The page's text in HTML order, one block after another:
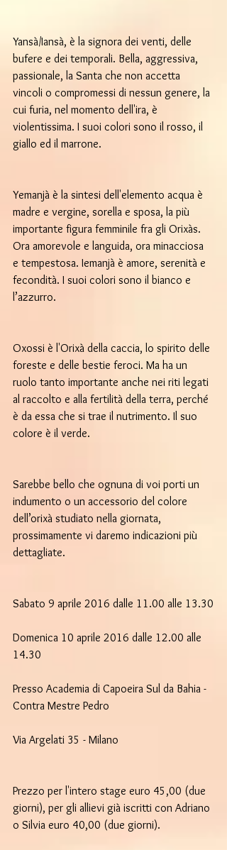
Yansà/Iansà, è la signora dei venti, delle
bufere e dei temporali. Bella, aggressiva,
passionale, la Santa che non accetta
vincoli o compromessi di nessun genere, la
cui furia, nel momento dell'ira, è
violentissima. I suoi colori sono il rosso, il
giallo ed il marrone.
Yemanjà è la sintesi dell'elemento acqua è
madre e vergine, sorella e sposa, la più
importante figura femminile fra gli Orixàs.
Ora amorevole e languida, ora minacciosa
e tempestosa. Iemanjà è amore, serenità e
fecondità. I suoi colori sono il bianco e
l’azzurro.
Oxossi è l'Orixà della caccia, lo spirito delle
foreste e delle bestie feroci. Ma ha un
ruolo tanto importante anche nei riti legati
al raccolto e alla fertilità della terra, perché
è da essa che si trae il nutrimento. Il suo
colore è il verde.
Sarebbe bello che ognuna di voi porti un
indumento o un accessorio del colore
dell’orixà studiato nella giornata,
prossimamente vi daremo indicazioni più
dettagliate.
Sabato 9 aprile 2016 dalle 11.00 alle 13.30
Domenica 10 aprile 2016 dalle 12.00 alle
14.30
Presso Academia di Capoeira Sul da Bahia -
Contra Mestre Pedro
Via Argelati 35 - Milano
Prezzo per l'intero stage euro 45,00 (due
giorni), per gli allievi già iscritti con Adriano
o Silvia euro 40,00 (due giorni).